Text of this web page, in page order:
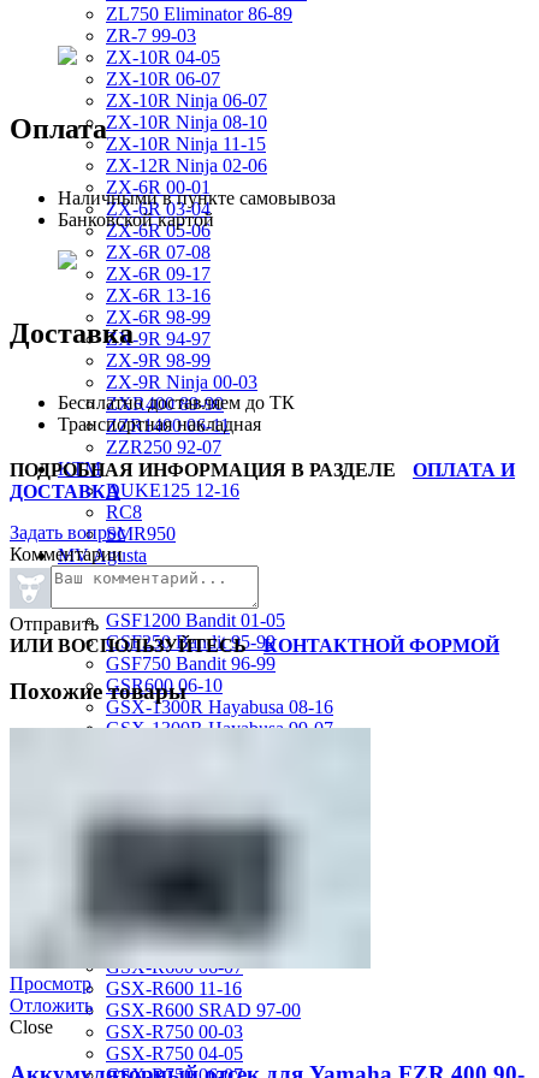
ZL750 Eliminator 86-89
ZR-7 99-03
ZX-10R 04-05
ZX-10R 06-07
ZX-10R Ninja 06-07
ZX-10R Ninja 08-10
ZX-10R Ninja 11-15
ZX-12R Ninja 02-06
ZX-6R 00-01
ZX-6R 03-04
ZX-6R 05-06
ZX-6R 07-08
ZX-6R 09-17
ZX-6R 13-16
ZX-6R 98-99
ZX-9R 94-97
ZX-9R 98-99
ZX-9R Ninja 00-03
ZXR400 89-90
ZZR1400 06-11
ZZR250 92-07
KTM
DUKE125 12-16
RC8
SMR950
MV Agusta
Brutale 920
GSF1200 Bandit 01-05
GSF250 Bandit 95-99
GSF750 Bandit 96-99
GSR600 06-10
GSX-1300R Hayabusa 08-16
GSX-1300R Hayabusa 99-07
GSX-R1000 05-06
GSX-R1000 07-08
GSX-R600 01-03
GSX-R600 04-05
GSX-R600 06-07
GSX-R600 11-16
GSX-R600 SRAD 97-00
GSX-R750 00-03
GSX-R750 04-05
Оплата
Наличными в пункте самовывоза
Банковской картой
Доставка
Бесплатно доставляем до ТК
Транспортная накладная
ПОДРОБНАЯ ИНФОРМАЦИЯ В РАЗДЕЛЕ
ОПЛАТА И
ДОСТАВКА
Задать вопрос
Комментарии
Отправить
ИЛИ ВОСПОЛЬЗУЙТЕСЬ КОНТАКТНОЙ ФОРМОЙ
Похожие товары
Просмотр
Отложить
Close